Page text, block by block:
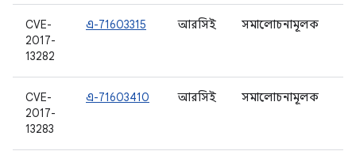
CVE-
2017-
13282
এ-71603315 আরসিই সমালোচনামূলক
CVE-
2017-
13283
এ-71603410 আরসিই সমালোচনামূলক